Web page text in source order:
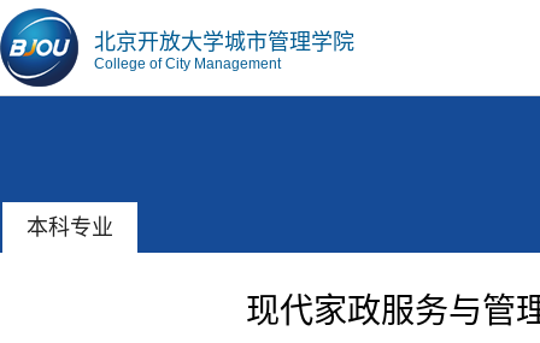
北京开放大学城市管理学院
College of City Management
本科专业
现代家政服务与管